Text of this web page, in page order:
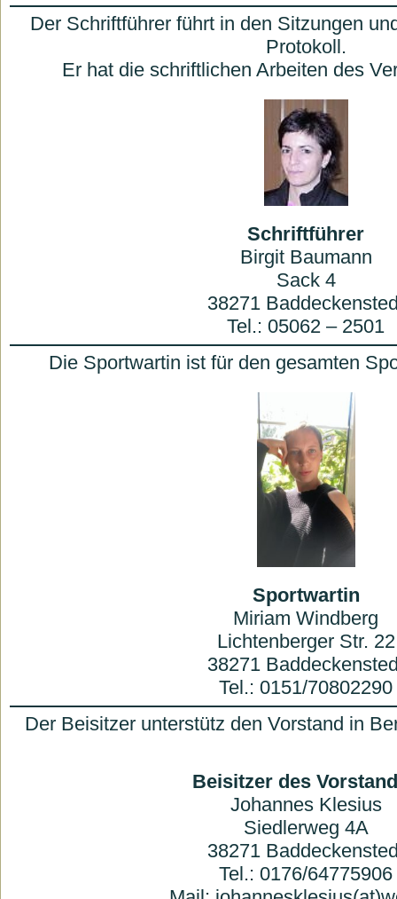
Der Schriftführer führt in den Sitzungen
Protokoll.
Er hat die schriftlichen Arbeiten des
Schriftführer
Birgit Baumann
Sack 4
38271
Tel.: 05062 – 2501
Die Sportwartin ist für den gesamten
Sportwartin
Miriam Windberg
Lichtenberger Str. 22
38271
Tel.: 0151/70802290
Der Beisitzer unterstütz den Vorstand in
Beisitzer des
Johannes Klesius
Siedlerweg 4A
38271
Tel.: 0176/64775906